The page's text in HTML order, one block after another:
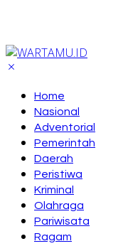
Home
Nasional
Adventorial
Pemerintah
Daerah
Peristiwa
Kriminal
Olahraga
Pariwisata
Ragam